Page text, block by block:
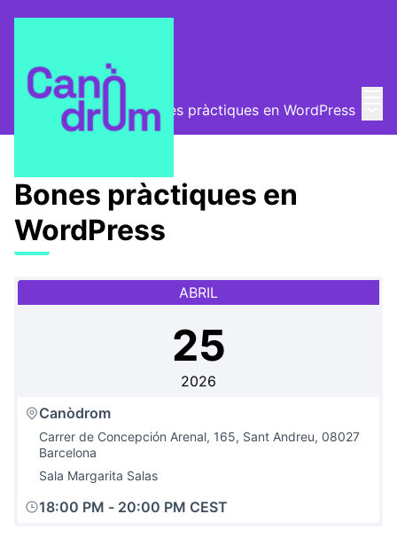
Canòdrom Obert / Bones pràctiques en WordPress
Bones pràctiques en
WordPress
ABRIL
25
2026
Canòdrom
Carrer de Concepción Arenal, 165, Sant Andreu, 08027
Barcelona
Sala Margarita Salas
18:00 PM - 20:00 PM CEST